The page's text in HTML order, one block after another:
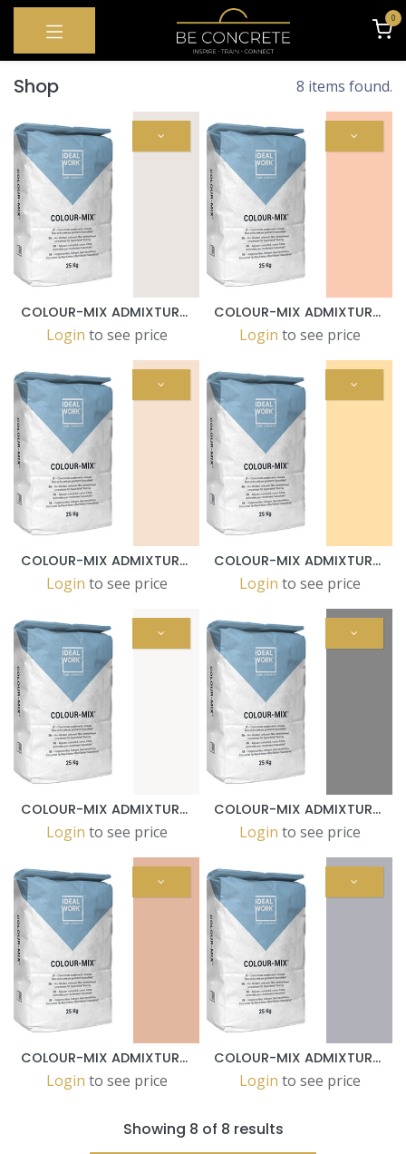
OVERSLAAN NAAR INHOUD 0
Shop 8 items found.
COLOUR-MIX ADMIXTURE TORTORA FOR SASSOITALIA® IN 25KG.BAGS ON REQUEST - SUR COMMANDE - OP AANVRAAG
Login to see price
COLOUR-MIX ADMIXTURE T.TOSCANA FOR SASSOITALIA® IN 25KG.BAGS
Login to see price
COLOUR-MIX ADMIXTURE SABBIA FOR SASSOITALIA® IN 25KG.BAGS
Login to see price
COLOUR-MIX ADMIXTURE PAGLIA FOR SASSOITALIA® IN 25KG.BAGS
Login to see price
COLOUR-MIX ADMIXTURE NEUTRO FOR SASSOITALIA® IN 25KG.BAGS
Login to see price
COLOUR-MIX ADMIXTURE GRIGIO FOR SASSOITALIA® IN 25KG.BAGS
Login to see price
COLOUR-MIX ADMIXTURE CAMMELLO FOR SASSOITALIA® IN 25KG.BAGS
Login to see price
COLOUR-MIX ADMIXTURE ANTRACITE FOR SASSOITALIA® IN 25KG.BAGS
Login to see price
Showing 8 of 8 results